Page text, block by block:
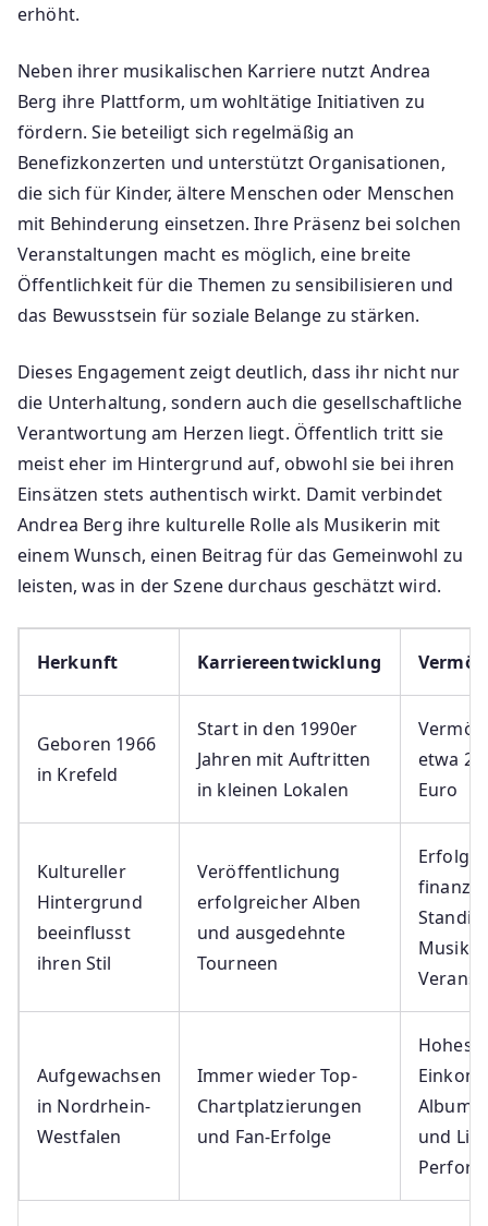
erhöht.
Neben ihrer musikalischen Karriere nutzt Andrea
Berg ihre Plattform, um wohltätige Initiativen zu
fördern. Sie beteiligt sich regelmäßig an
Benefizkonzerten und unterstützt Organisationen,
die sich für Kinder, ältere Menschen oder Menschen
mit Behinderung einsetzen. Ihre Präsenz bei solchen
Veranstaltungen macht es möglich, eine breite
Öffentlichkeit für die Themen zu sensibilisieren und
das Bewusstsein für soziale Belange zu stärken.
Dieses Engagement zeigt deutlich, dass ihr nicht nur
die Unterhaltung, sondern auch die gesellschaftliche
Verantwortung am Herzen liegt. Öffentlich tritt sie
meist eher im Hintergrund auf, obwohl sie bei ihren
Einsätzen stets authentisch wirkt. Damit verbindet
Andrea Berg ihre kulturelle Rolle als Musikerin mit
einem Wunsch, einen Beitrag für das Gemeinwohl zu
leisten, was in der Szene durchaus geschätzt wird.
Herkunft Karriereentwicklung
Geboren 1966
in Krefeld
Start in den 1990er
Jahren mit Auftritten
in kleinen Lokalen
etwa
Euro
Kultureller
Hintergrund
beeinflusst
ihren Stil
Veröffentlichung
erfolgreicher Alben
und ausgedehnte
Tourneen
Musik
Aufgewachsen
in Nordrhein-
Westfalen
Immer wieder Top-
Chartplatzierungen
und Fan-Erfolge
Hohes
und